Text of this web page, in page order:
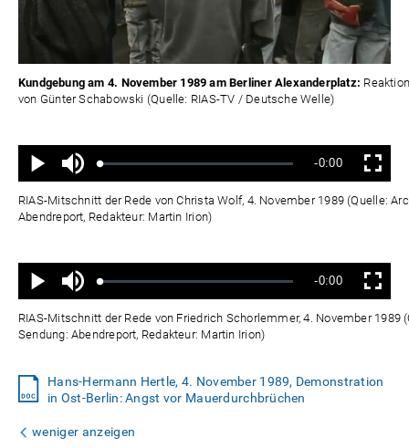
abspielen
Kundgebung am 4. November 1989 am Berliner Alexanderplatz:
von Günter Schabowski (Quelle: RIAS-TV / Deutsche Welle)
Wiedergabe
Ton
aus
Geladen:
Status:
Verbleibende
Zeit
-0:00 Vollbild
RIAS-Mitschnitt der Rede von Christa Wolf, 4. November 1989 (Quelle:
Abendreport, Redakteur: Martin Irion)
Wiedergabe
Ton
aus
Geladen:
Status:
Verbleibende
Zeit
-0:00 Vollbild
RIAS-Mitschnitt der Rede von Friedrich Schorlemmer, 4. November 1989
Sendung: Abendreport, Redakteur: Martin Irion)
Hans-Hermann Hertle, 4. November 1989, Demonstration
in Ost-Berlin: Angst vor Mauerdurchbrüchen
weniger anzeigen